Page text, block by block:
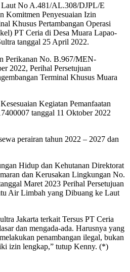
Laut No A.481/AL.308/DJPL/E
Komitmen Penyesuaian Izin
Khusus Pertambangan Operasi
PT Ceria di Desa Muara Lapao-
tanggal 25 April 2022.
Perikanan No. B.967/MEN-
2022, Perihal Persetujuan
Terminal Khusus Muara
Kegiatan Pemanfaatan
tanggal 11 Oktober 2022
perairan tahun 2022 – 2027 dan
Hidup dan Kehutanan Direktorat
dan Kerusakan Lingkungan No.
Maret 2023 Perihal Persetujuan
Air Limbah yang Dibuang ke Laut
Jakarta terkait Tersus PT Ceria
dan mengada-ada. Harusnya yang
penambangan ilegal, bukan
izin lengkap,” tutup Kenny. (*)